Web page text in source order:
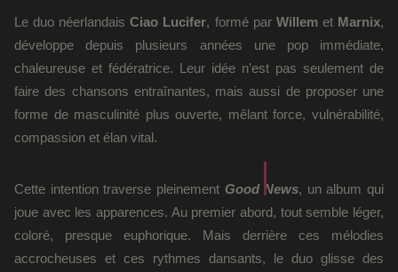
Le duo néerlandaisCiao Lucifer, formé par Willemet Marnix,
développe depuis plusieurs années une pop immédiate,
chaleureuse et fédératrice. Leur idée n’est pas seulement de
faire des chansons entraînantes, mais aussi de proposer une
forme de masculinité plus ouverte, mêlant force, vulnérabilité,
compassion et élan vital.
Cette intention traverse pleinement Good News, un album qui
joue avec les apparences. Au premier abord, tout semble léger,
coloré, presque euphorique. Mais derrière ces mélodies
accrocheuses et ces rythmes dansants, le duo glisse des